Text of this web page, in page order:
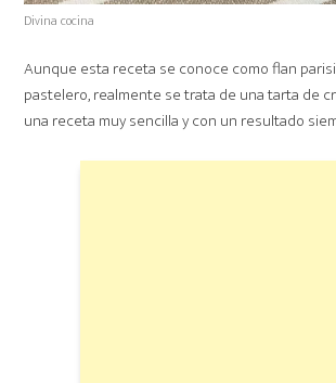
Divina cocina
Aunque esta receta se conoce como flan
pastelero, realmente se trata de una tarta de
una receta muy sencilla y con un resultado